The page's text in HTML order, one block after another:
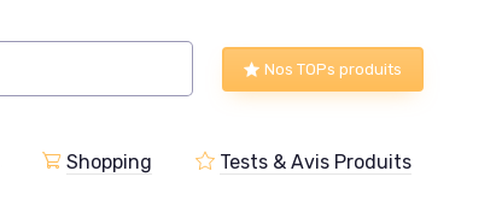
Nos TOPs produits
Shopping Tests & Avis Produits